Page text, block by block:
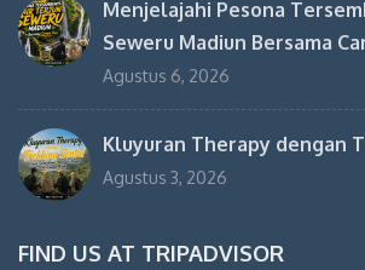
Menjelajahi Pesona
Seweru Madiun Bersama
Agustus 6, 2026
Kluyuran Therapy dengan
Agustus 3, 2026
FIND US AT TRIPADVISOR